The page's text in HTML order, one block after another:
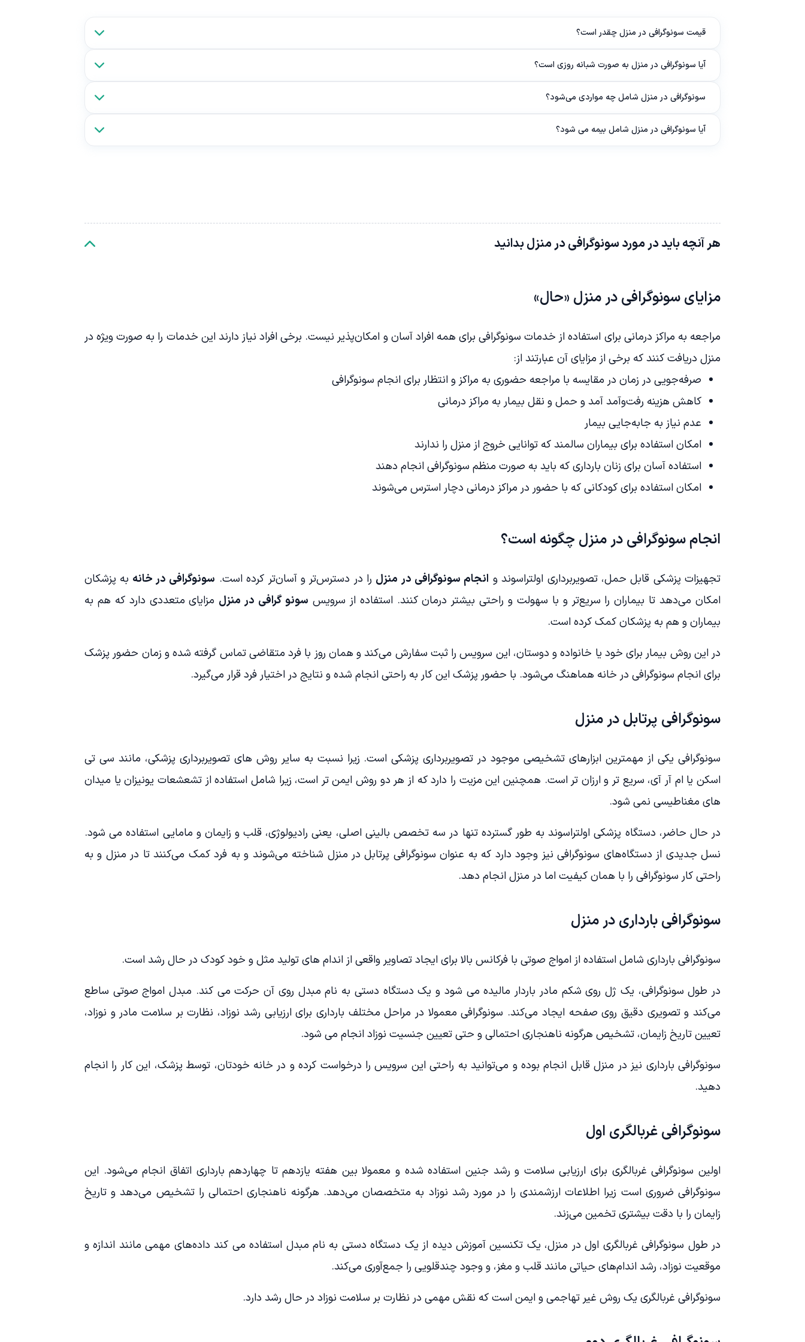
قیمت سونوگرافی در منزل چقدر است؟
آیا سونوگرافی در منزل به صورت شبانه روزی است؟
سونوگرافی در منزل شامل چه مواردی می‌شود؟
آیا سونوگرافی در منزل شامل بیمه می شود؟
هر آنچه باید در مورد سونوگرافی در منزل بدانید
مزایای سونوگرافی در منزل «حال»
مراجعه به مراکز درمانی برای استفاده از خدمات سونوگرافی برای همه افراد آسان و امکان‌پذیر نیست. برخی افراد نیاز دارند این خدمات را به صورت ویژه در
منزل دریافت کنند که برخی از مزایای آن عبارتند از:
صرفه‌جویی در زمان در مقایسه با مراجعه حضوری به مراکز و انتظار برای انجام سونوگرافی
کاهش هزینه رفت‌وآمد آمد و حمل و نقل بیمار به مراکز درمانی
عدم نیاز به جابه‌جایی بیمار
امکان استفاده برای بیماران سالمند که توانایی خروج از منزل را ندارند
استفاده آسان برای زنان بارداری که باید به صورت منظم سونوگرافی انجام دهند
امکان استفاده برای کودکانی که با حضور در مراکز درمانی دچار استرس می‌شوند
انجام سونوگرافی در منزل چگونه است؟
تجهیزات پزشکی قابل حمل، تصویربرداری اولتراسوند و انجام سونوگرافی در منزل را در دسترس‌تر و آسان‌تر کرده است. سونوگرافی در خانه به پزشکان
امکان می‌دهد تا بیماران را سریع‌تر و با سهولت و راحتی بیشتر درمان کنند. استفاده از سرویس سونو گرافی در منزل مزایای متعددی دارد که هم به
بیماران و هم به پزشکان کمک کرده است.
در این روش بیمار برای خود یا خانواده و دوستان، این سرویس را ثبت سفارش می‌کند و همان روز با فرد متقاضی تماس گرفته شده و زمان حضور پزشک
برای انجام سونوگرافی در خانه هماهنگ می‌شود. با حضور پزشک این کار به راحتی انجام شده و نتایج در اختیار فرد قرار می‌گیرد.
سونوگرافی پرتابل در منزل
سونوگرافی یکی از مهمترین ابزارهای تشخیصی موجود در تصویربرداری پزشکی است. زیرا نسبت به سایر روش های تصویربرداری پزشکی، مانند سی تی
اسکن یا ام آر آی، سریع تر و ارزان تر است. همچنین این مزیت را دارد که از هر دو روش ایمن تر است، زیرا شامل استفاده از تشعشعات یونیزان یا میدان
های مغناطیسی نمی شود.
در حال حاضر، دستگاه پزشکی اولتراسوند به طور گسترده تنها در سه تخصص بالینی اصلی، یعنی رادیولوژی، قلب و زایمان و مامایی استفاده می شود.
نسل جدیدی از دستگاه‌های سونوگرافی نیز وجود دارد که به عنوان سونوگرافی پرتابل در منزل شناخته می‌شوند و به فرد کمک می‌کنند تا در منزل و به
راحتی کار سونوگرافی را با همان کیفیت اما در منزل انجام دهد.
سونوگرافی بارداری در منزل
سونوگرافی بارداری شامل استفاده از امواج صوتی با فرکانس بالا برای ایجاد تصاویر واقعی از اندام های تولید مثل و خود کودک در حال رشد است.
در طول سونوگرافی، یک ژل روی شکم مادر باردار مالیده می شود و یک دستگاه دستی به نام مبدل روی آن حرکت می کند. مبدل امواج صوتی ساطع
می‌کند و تصویری دقیق روی صفحه ایجاد می‌کند. سونوگرافی معمولا در مراحل مختلف بارداری برای ارزیابی رشد نوزاد، نظارت بر سلامت مادر و نوزاد،
تعیین تاریخ زایمان، تشخیص هرگونه ناهنجاری احتمالی و حتی تعیین جنسیت نوزاد انجام می شود.
سونوگرافی بارداری نیز در منزل قابل انجام بوده و می‌توانید به راحتی این سرویس را درخواست کرده و در خانه خودتان، توسط پزشک، این کار را انجام
دهید.
سونوگرافی غربالگری اول
اولین سونوگرافی غربالگری برای ارزیابی سلامت و رشد جنین استفاده شده و معمولا بین هفته یازدهم تا چهاردهم بارداری اتفاق انجام می‌شود. این
سونوگرافی ضروری است زیرا اطلاعات ارزشمندی را در مورد رشد نوزاد به متخصصان می‌دهد. هر‌گونه ناهنجاری احتمالی را تشخیص می‌دهد و تاریخ
زایمان را با دقت بیشتری تخمین می‌زند.
در طول سونوگرافی غربالگری اول در منزل، یک تکنسین آموزش دیده از یک دستگاه دستی به نام مبدل استفاده می کند داده‌های مهمی مانند اندازه و
موقعیت نوزاد، رشد اندام‌های حیاتی مانند قلب و مغز، و وجود چندقلویی را جمع‌آوری می‌کند.
سونوگرافی غربالگری یک روش غیر تهاجمی و ایمن است که نقش مهمی در نظارت بر سلامت نوزاد در حال رشد دارد.